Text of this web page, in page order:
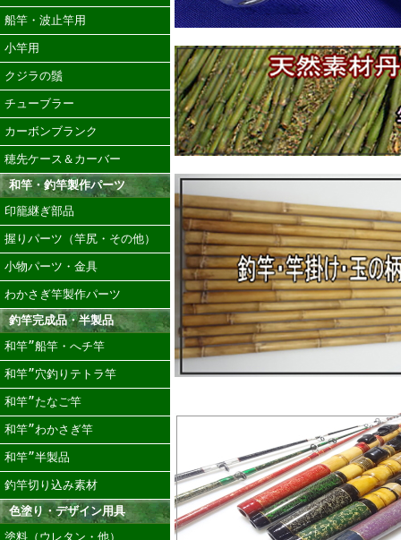
船竿・波止竿用
小竿用
クジラの鬚
チューブラー
カーボンブランク
穂先ケース＆カーバー
和竿・釣竿製作パーツ
印籠継ぎ部品
握りパーツ（竿尻・その他）
小物パーツ・金具
わかさぎ竿製作パーツ
釣竿完成品・半製品
和竿”船竿・へチ竿
和竿”穴釣りテトラ竿
和竿”たなご竿
和竿”わかさぎ竿
和竿”半製品
釣竿切り込み素材
色塗り・デザイン用具
塗料（ウレタン・他）